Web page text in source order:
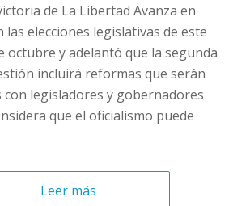
de La Libertad Avanza en
las elecciones legislativas de este
octubre y adelantó que la segunda
incluirá reformas que serán
con legisladores y gobernadores
que el oficialismo puede
Leer más